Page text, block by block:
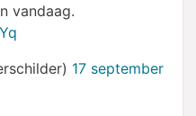
vandaag.
17 september